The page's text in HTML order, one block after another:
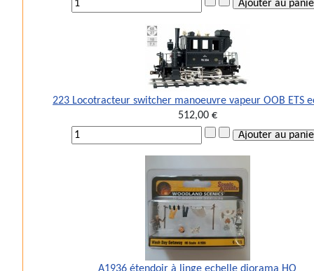
223 Locotracteur switcher manoeuvre vapeur OOB ETS
512,00 €
A1936 étendoir à linge echelle diorama HO